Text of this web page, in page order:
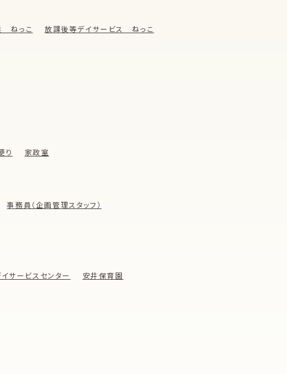
ねっこ
放課後等デイサービス ねっこ
り 家政室
事務員（企画管理スタッフ）
サービスセンター
安井保育園